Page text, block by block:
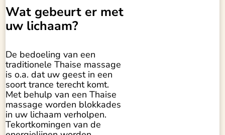
Wat gebeurt er met
uw lichaam?
De bedoeling van een
traditionele Thaise massage
is o.a. dat uw geest in een
soort trance terecht komt.
Met behulp van een Thaise
massage worden blokkades
in uw lichaam verholpen.
Tekortkomingen van de